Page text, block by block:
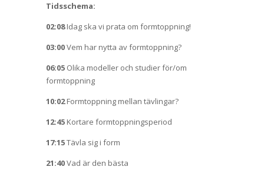
Tidsschema:
02:08Idag ska vi prata om formtoppning!
03:00Vem har nytta av formtoppning?
06:05Olika modeller och studier för/om
formtoppning
10:02Formtoppning mellan tävlingar?
12:45Kortare formtoppningsperiod
17:15Tävla sig i form
21:40Vad är den bästa